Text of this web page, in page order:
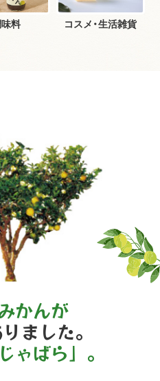
料 コスメ・生活雑貨
かんが
ました。
じゃばら」。